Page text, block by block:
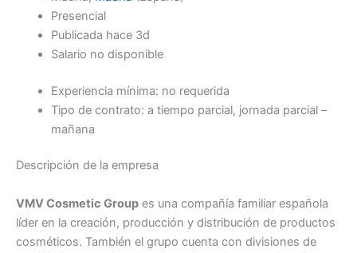
Presencial
Publicada hace 3d
Salario no disponible
Experiencia mínima: no requerida
Tipo de contrato: a tiempo parcial, jornada parcial –
mañana
Descripción de la empresa
VMV Cosmetic Group es una compañía familiar española
líder en la creación, producción y distribución de productos
cosméticos. También el grupo cuenta con divisiones de